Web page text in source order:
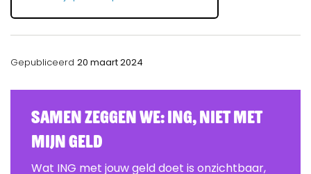
Gepubliceerd 20 maart 2024
Samen zeggen we: ING, Niet Met
Mijn Geld
Wat ING met jouw geld doet is onzichtbaar,